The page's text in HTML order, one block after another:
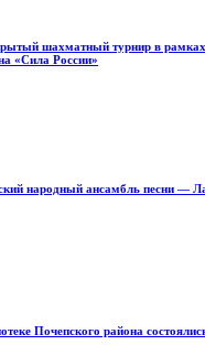
шахматный турнир в рамках
«Сила России»
народный ансамбль песни —
Почепского района